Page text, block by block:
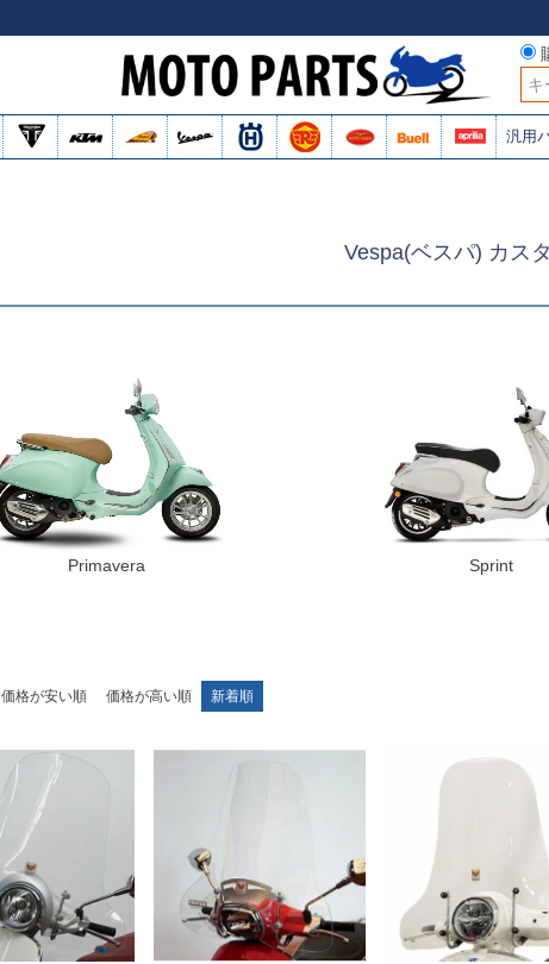
検索
汎用
Vespa(ベスパ) カス
Primavera Sprint
価格が安い順 価格が高い順 新着順